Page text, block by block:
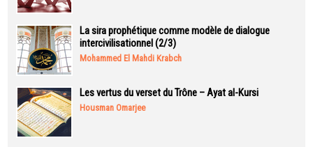
La sira prophétique comme modèle de dialogue
intercivilisationnel (2/3)
Mohammed El Mahdi Krabch
Les vertus du verset du Trône – Ayat al-Kursi
Housman Omarjee